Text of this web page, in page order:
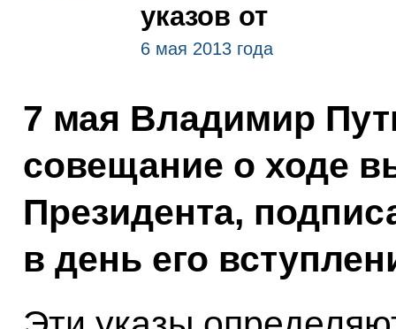
указов от
6 мая 2013 года
7 мая Владимир
совещание о ходе
Президента,
в день его